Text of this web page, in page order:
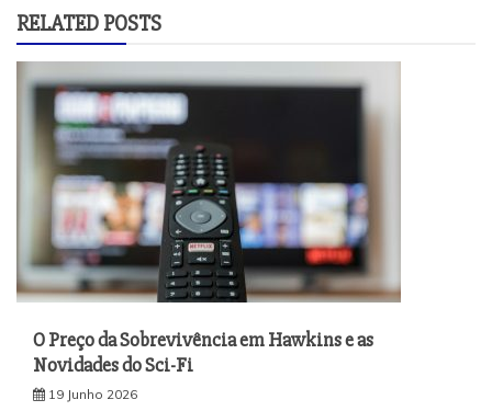
RELATED POSTS
O Preço da Sobrevivência em Hawkins e as
Novidades do Sci-Fi
19 Junho 2026